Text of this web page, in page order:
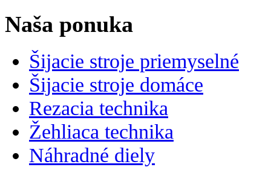
Naša ponuka
Šijacie stroje priemyselné
Šijacie stroje domáce
Rezacia technika
Žehliaca technika
Náhradné diely